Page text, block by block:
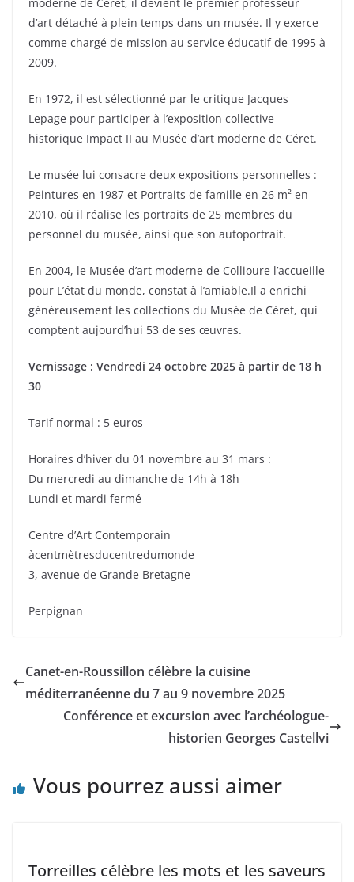
d’art détaché à plein temps dans un musée. Il y exerce
comme chargé de mission au service éducatif de 1995 à
2009.
En 1972, il est sélectionné par le critique Jacques
Lepage pour participer à l’exposition collective
historique Impact II au Musée d’art moderne de Céret.
Le musée lui consacre deux expositions personnelles :
Peintures en 1987 et Portraits de famille en 26 m² en
2010, où il réalise les portraits de 25 membres du
personnel du musée, ainsi que son autoportrait.
En 2004, le Musée d’art moderne de Collioure l’accueille
pour L’état du monde, constat à l’amiable.Il a enrichi
généreusement les collections du Musée de Céret, qui
comptent aujourd’hui 53 de ses œuvres.
Vernissage : Vendredi 24 octobre 2025 à partir de 18 h
30
Tarif normal : 5 euros
Horaires d’hiver du 01 novembre au 31 mars :
Du mercredi au dimanche de 14h à 18h
Lundi et mardi fermé
Centre d’Art Contemporain
àcentmètresducentredumonde
3, avenue de Grande Bretagne
Perpignan
Canet-en-Roussillon célèbre la cuisine
méditerranéenne du 7 au 9 novembre 2025
Conférence et excursion avec l’archéologue-
historien Georges Castellvi
Vous pourrez aussi aimer
Torreilles célèbre les mots et les saveurs